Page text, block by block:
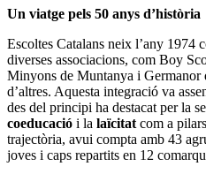
Notícies Comunitari
Caus i esplais de
ocupen les places
districte per
locals